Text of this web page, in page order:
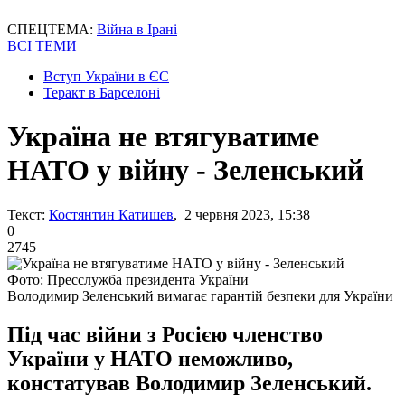
СПЕЦТЕМА: Війна в Ірані
ВСІ ТЕМИ
Вступ України в ЄС
Теракт в Барселоні
Україна не втягуватиме
НАТО у війну - Зеленський
Текст: Костянтин Катишев, 2 червня 2023, 15:38
0
2745
Фото: Пресслужба президента України
Володимир Зеленський вимагає гарантій безпеки для України
Під час війни з Росією членство
України у НАТО неможливо,
констатував Володимир Зеленський.